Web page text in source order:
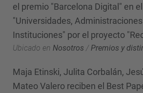
el premio "Barcelona Digital" en
"Universidades,
Instituciones" por el proyecto
Ubicado en Nosotros /Premios y
Maja Etinski, Julita Corbalán,
Mateo Valero reciben el Best